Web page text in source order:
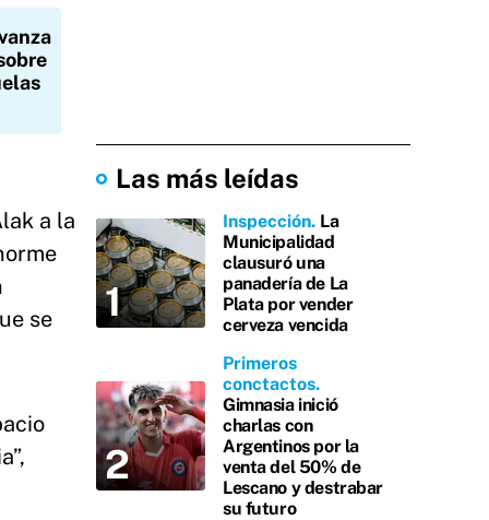
a la
se
Las más leídas
Inspección La
Municipalidad
clausuró una
panadería de La
Plata por vender
cerveza vencida
Primeros
conctactos
Gimnasia inició
charlas con
Argentinos por la
venta del 50% de
Lescano y destrabar
su futuro